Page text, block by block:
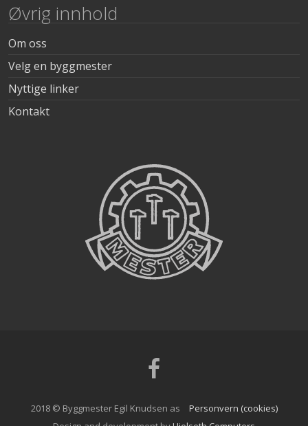
Øvrig innhold
Om oss
Velg en byggmester
Nyttige linker
Kontakt
2018 © Byggmester Egil Knudsen as
Personvern (cookies)